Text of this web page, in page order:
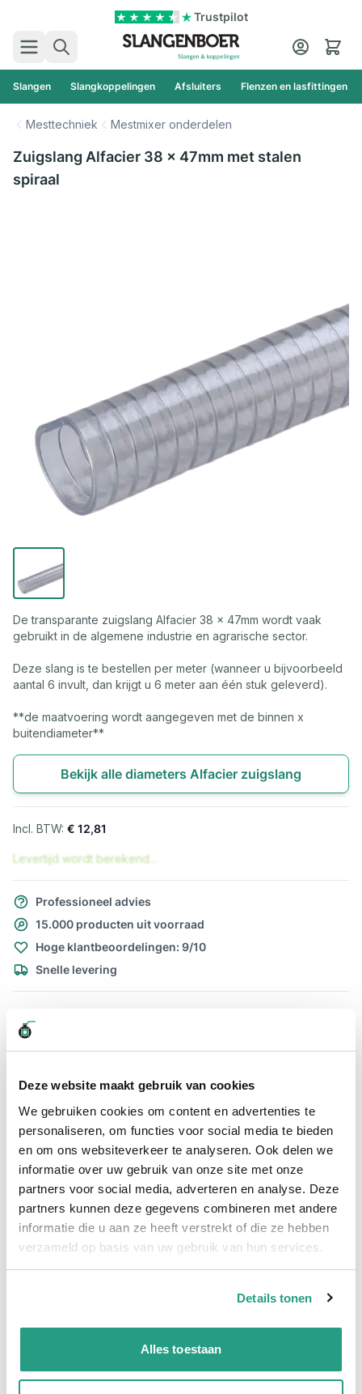
Deze website maakt gebruik van cookies
We gebruiken cookies om content en advertenties te
personaliseren, om functies voor social media te bieden
en om ons websiteverkeer te analyseren. Ook delen we
informatie over uw gebruik van onze site met onze
partners voor social media, adverteren en analyse. Deze
partners kunnen deze gegevens combineren met andere
informatie die u aan ze heeft verstrekt of die ze hebben
verzameld op basis van uw gebruik van hun services.
Details tonen
Alles toestaan
Trustpilot
Zoek
Cart
Slangen Slangkoppelingen Afsluiters Flenzen en lasfittingen
Mesttechniek Mestmixer onderdelen
Zuigslang Alfacier 38 x 47mm met stalen
spiraal
De transparante zuigslang Alfacier 38 x 47mm wordt vaak
gebruikt in de algemene industrie en agrarische sector.
Deze slang is te bestellen per meter (wanneer u bijvoorbeeld
aantal 6 invult, dan krijgt u 6 meter aan één stuk geleverd).
**de maatvoering wordt aangegeven met de binnen x
buitendiameter**
Bekijk alle diameters Alfacier zuigslang
€ 12,81
Levertijd wordt berekend...
Professioneel advies
15.000 producten uit voorraad
Hoge klantbeoordelingen: 9/10
Snelle levering
Details
Details
Zuigslang met stalen spiraal 38 x
47mm transparant
De transparante zuigslang Alfacier 38 x 47mm wordt vaak
gebruikt in de algemene industrie en agrarische sector. De
extra flexibele zuigslang is voorzien van een stalen spiraal,
hierdoor kan de slang hoge onderdrukken aan.
De Zuigslang Alfacier 38 x 47mm met stalen spiraal is uitermate
PVC binnen en buitenwand, hierdoor is de slang te gebruiken
bij temperatuur van -10ºC tot + 60ºC.
De transparante zuigslang 38 x 47mm heeft een onderdruk